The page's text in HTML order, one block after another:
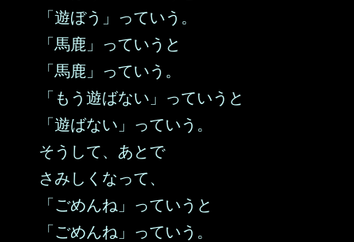
「遊ぼう」っていう。
「馬鹿」っていうと
「馬鹿」っていう。
「もう遊ばない」っていうと
「遊ばない」っていう。
そうして、あとで
さみしくなって、
「ごめんね」っていうと
「ごめんね」っていう。